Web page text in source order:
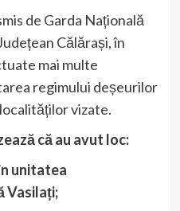
de Garda Națională
Călărași, în
mai multe
regimului deșeurilor
vizate.
că au avut loc:
unitatea
Vasilați;